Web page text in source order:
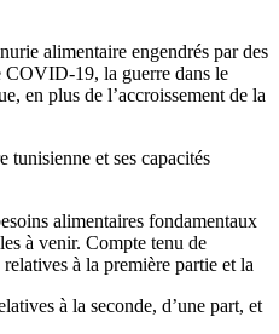
alimentaire engendrés par des
COVID-19, la guerre dans le
en plus de l’accroissement de la
tunisienne et ses capacités
alimentaires fondamentaux
à venir. Compte tenu de
à la première partie et la
à la seconde, d’une part, et